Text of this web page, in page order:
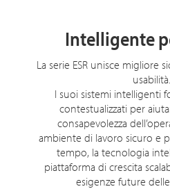
Intelligente
La serie ESR unisce migliore
usabilità.
I suoi sistemi intelligenti
contestualizzati per
consapevolezza
ambiente di lavoro sicuro e
tempo, la tecnologia
piattaforma di crescita
esigenze future